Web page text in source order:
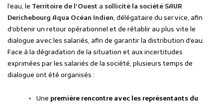
l’eau, le Territoire de l’Ouest a sollicité la société SAUR
Derichebourg Aqua Océan Indien, délégataire du service, afin
d’obtenir un retour opérationnel et de rétablir au plus vite le
dialogue avec les salariés, afin de garantir la distribution d’eau.
Face à la dégradation de la situation et aux incertitudes
exprimées par les salariés de la société, plusieurs temps de
dialogue ont été organisés :
Une première rencontre avec les représentants du